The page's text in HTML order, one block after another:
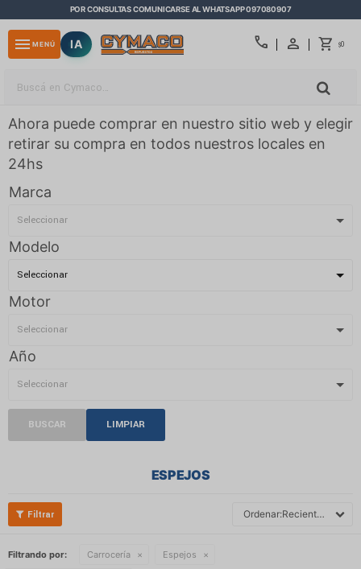
POR CONSULTAS COMUNICARSE AL WHATSAPP 097080907
call $0
menu MENÚ IA
Ahora puede comprar en nuestro sitio web y elegir
retirar su compra en todos nuestros locales en
24hs
Marca
Modelo
Motor
Año
BUSCAR LIMPIAR
ESPEJOS
Recientes
Filtrando por: Carrocería Espejos
close